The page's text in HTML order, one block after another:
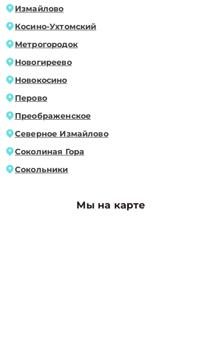
Измайлово
Косино-Ухтомский
Метрогородок
Новогиреево
Новокосино
Перово
Преображенское
Северное Измайлово
Соколиная Гора
Сокольники
Мы на карте